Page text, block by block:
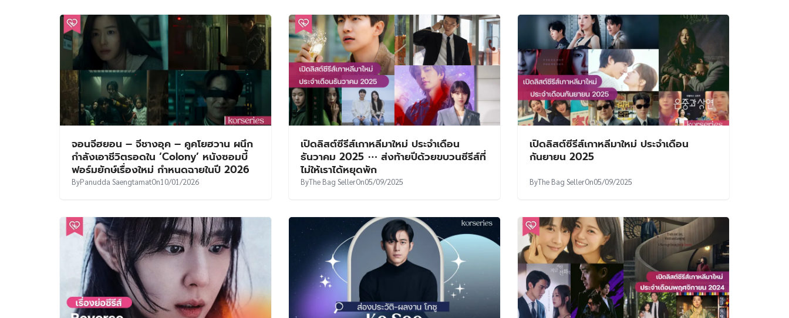
จอนจีฮยอน – จีชางอุค – คูคโยฮวาน ผนึก
กำลังเอาชีวิตรอดใน ‘Colony’ หนังซอมบี้
ฟอร์มยักษ์เรื่องใหม่ กำหนดฉายในปี 2026
ByPanudda SaengtamatOn10/01/2026
เปิดลิสต์ซีรีส์เกาหลีมาใหม่ ประจำเดือน
ธันวาคม 2025 ⋯ ส่งท้ายปีด้วยขบวนซีรีส์ที่
ไม่ให้เราได้หยุดพัก
ByThe Bag SellerOn05/09/2025
เปิดลิสต์ซีรีส์เกาหลีมาใหม่ ประจำเดือน
กันยายน 2025
ByThe Bag SellerOn05/09/2025